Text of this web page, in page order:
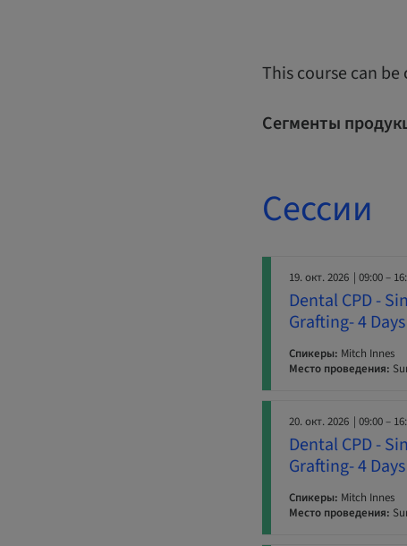
This course can
Сегменты
Сессии
19. окт. 2026 | 09:00 –
Dental CPD -
Grafting- 4
Спикеры: Mitch Innes
Место проведения:
20. окт. 2026 | 09:00 –
Dental CPD -
Grafting- 4
Спикеры: Mitch Innes
Место проведения: